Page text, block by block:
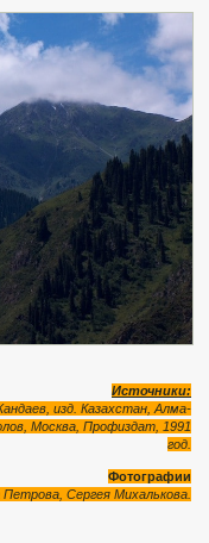
Источники:
изд. Казахстан, Алма-
Москва, Профиздат, 1991
год.
Фотографии
Петрова, Сергея Михалькова.